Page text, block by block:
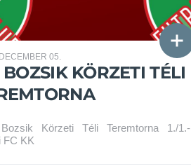
05.
BOZSIK KÖRZETI TÉLI
Körzeti Téli Teremtorna 1./1.-
FC KK